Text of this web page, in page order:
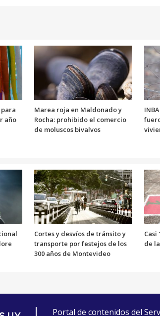
año
Marea roja en Maldonado y
Rocha: prohibido el comercio
de moluscos bivalvos
Cortes y desvíos de tránsito y
transporte por festejos de los
300 años de Montevideo
Casi
de
Portal de contenidos del